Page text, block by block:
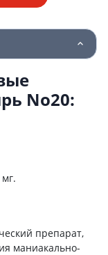
No20:
препарат,
маниакально-